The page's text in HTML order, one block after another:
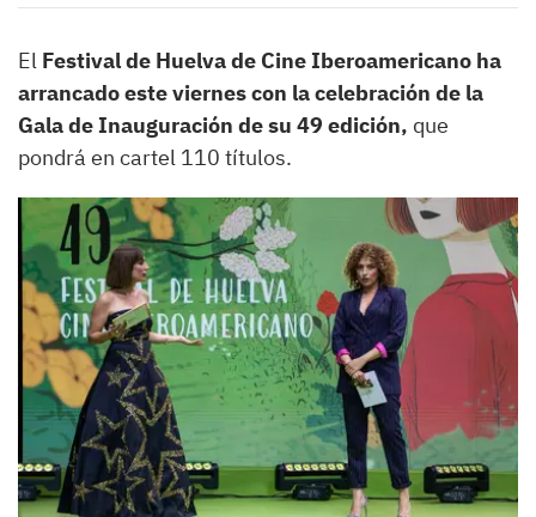
El Festival de Huelva de Cine Iberoamericano ha
arrancado este viernes con la celebración de la
Gala de Inauguración de su 49 edición, que
pondrá en cartel 110 títulos.